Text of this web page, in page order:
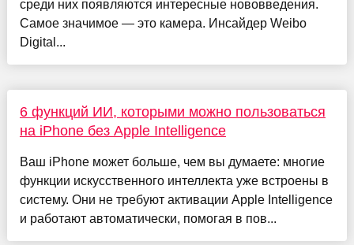
среди них появляются интересные нововведения.
Самое значимое — это камера. Инсайдер Weibo
Digital...
6 функций ИИ, которыми можно пользоваться
на iPhone без Apple Intelligence
Ваш iPhone может больше, чем вы думаете: многие
функции искусственного интеллекта уже встроены в
систему. Они не требуют активации Apple Intelligence
и работают автоматически, помогая в пов...